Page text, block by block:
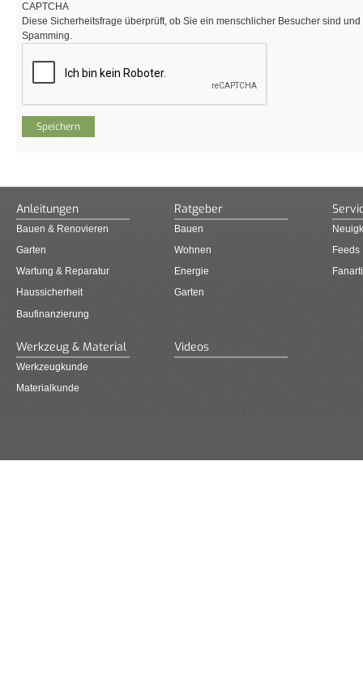
CAPTCHA
Diese Sicherheitsfrage überprüft, ob Sie ein menschlicher Besucher sind
Spamming.
Anleitungen
Bauen & Renovieren
Garten
Wartung & Reparatur
Haussicherheit
Baufinanzierung
Ratgeber
Bauen
Wohnen
Energie
Garten
Feeds
Werkzeug & Material
Werkzeugkunde
Materialkunde
Videos